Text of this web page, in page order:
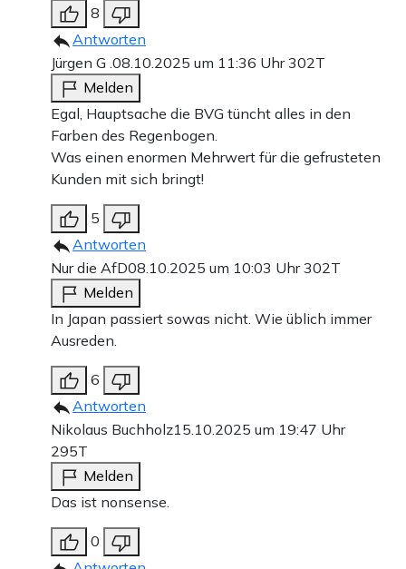
8
Antworten
Jürgen G . 08.10.2025 um 11:36 Uhr302T
Melden
Egal, Hauptsache die BVG tüncht alles in den
Farben des Regenbogen.
Was einen enormen Mehrwert für die gefrusteten
Kunden mit sich bringt!
5
Antworten
Nur die AfD08.10.2025 um 10:03 Uhr302T
Melden
In Japan passiert sowas nicht. Wie üblich immer
Ausreden.
6
Antworten
Nikolaus Buchholz15.10.2025 um 19:47 Uhr
295T
Melden
Das ist nonsense.
0